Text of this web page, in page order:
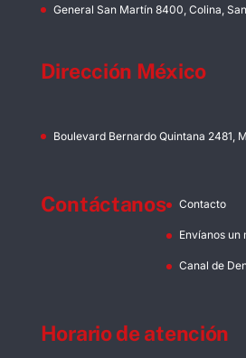
General San Martín 8400, Colina,
Dirección México
Boulevard Bernardo Quintana 2481,
Contáctanos Contacto
Envíanos un
Canal de
Horario de atención